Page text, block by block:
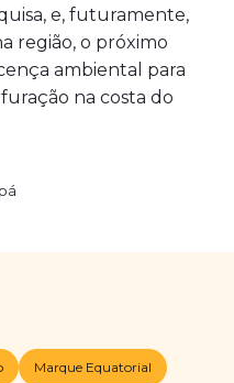
e, futuramente,
região, o próximo
ambiental para
na costa do
Marque Equatorial